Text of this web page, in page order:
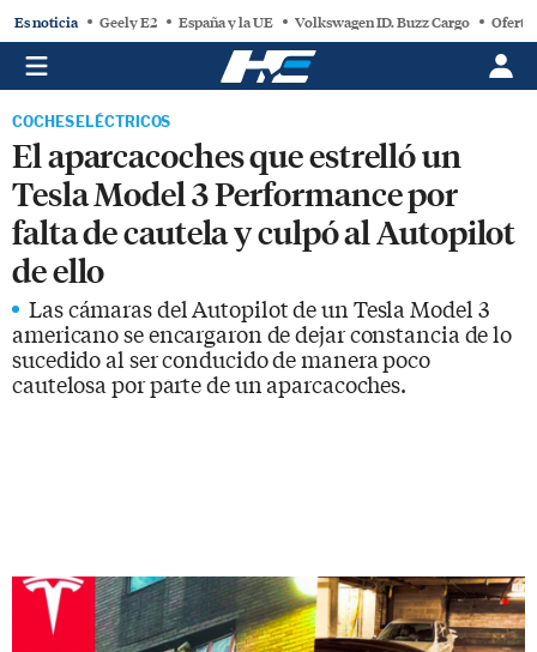
Es noticia Geely E2 España y la UE Volkswagen ID. Buzz Cargo
COCHES ELÉCTRICOS
El aparcacoches que estrelló un
Tesla Model 3 Performance por
falta de cautela y culpó al Autopilot
de ello
Las cámaras del Autopilot de un Tesla Model 3
americano se encargaron de dejar constancia de lo
sucedido al ser conducido de manera poco
cautelosa por parte de un aparcacoches.